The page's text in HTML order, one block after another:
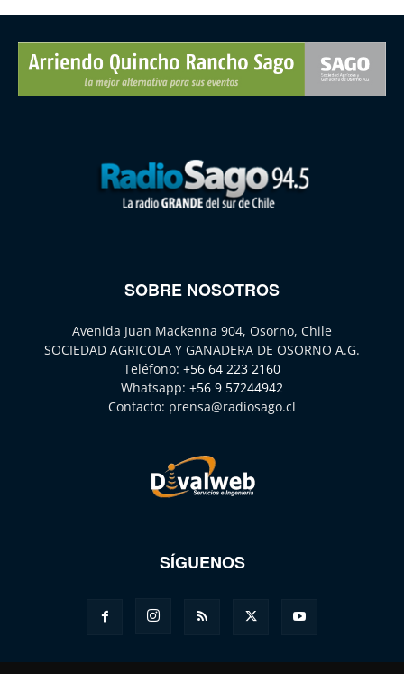
SOBRE NOSOTROS
Avenida Juan Mackenna 904, Osorno, Chile
SOCIEDAD AGRICOLA Y GANADERA DE OSORNO A.G.
Teléfono: +56 64 223 2160
Whatsapp: +56 9 57244942
Contacto: prensa@radiosago.cl
SÍGUENOS